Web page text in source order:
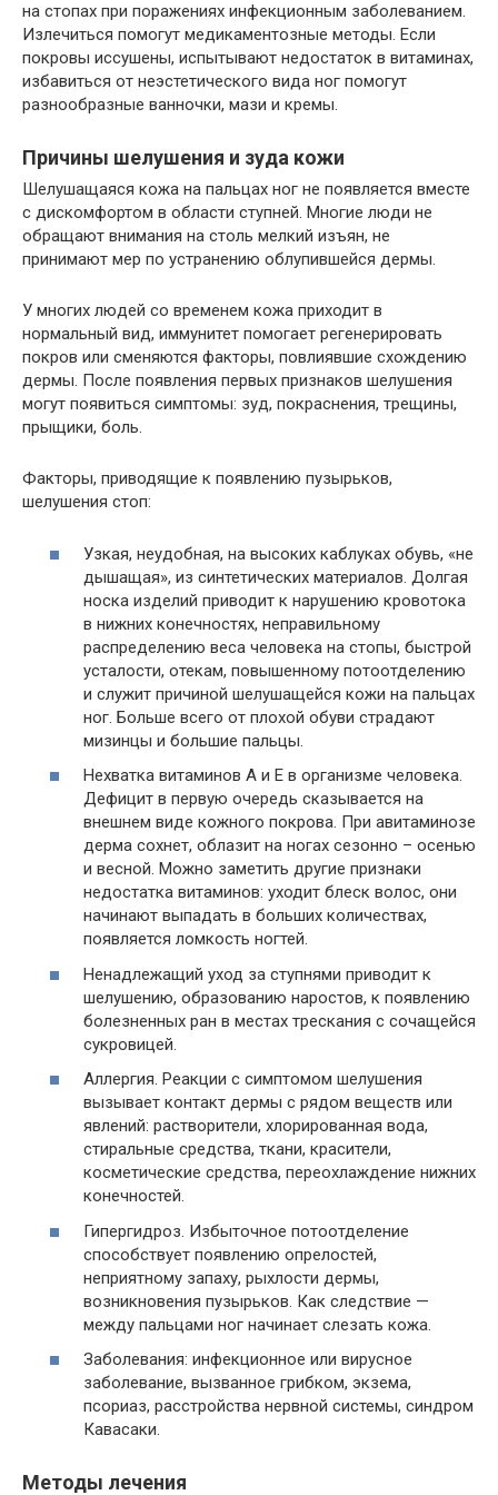
на стопах при поражениях инфекционным заболеванием.
Излечиться помогут медикаментозные методы. Если
покровы иссушены, испытывают недостаток в витаминах,
избавиться от неэстетического вида ног помогут
разнообразные ванночки, мази и кремы.
Причины шелушения и зуда кожи
Шелушащаяся кожа на пальцах ног не появляется вместе
с дискомфортом в области ступней. Многие люди не
обращают внимания на столь мелкий изъян, не
принимают мер по устранению облупившейся дермы.
У многих людей со временем кожа приходит в
нормальный вид, иммунитет помогает регенерировать
покров или сменяются факторы, повлиявшие схождению
дермы. После появления первых признаков шелушения
могут появиться симптомы: зуд, покраснения, трещины,
прыщики, боль.
Факторы, приводящие к появлению пузырьков,
шелушения стоп:
Узкая, неудобная, на высоких каблуках обувь, «не
дышащая», из синтетических материалов. Долгая
носка изделий приводит к нарушению кровотока
в нижних конечностях, неправильному
распределению веса человека на стопы, быстрой
усталости, отекам, повышенному потоотделению
и служит причиной шелушащейся кожи на пальцах
ног. Больше всего от плохой обуви страдают
мизинцы и большие пальцы.
Нехватка витаминов А и Е в организме человека.
Дефицит в первую очередь сказывается на
внешнем виде кожного покрова. При авитаминозе
дерма сохнет, облазит на ногах сезонно – осенью
и весной. Можно заметить другие признаки
недостатка витаминов: уходит блеск волос, они
начинают выпадать в больших количествах,
появляется ломкость ногтей.
Ненадлежащий уход за ступнями приводит к
шелушению, образованию наростов, к появлению
болезненных ран в местах трескания с сочащейся
сукровицей.
Аллергия. Реакции с симптомом шелушения
вызывает контакт дермы с рядом веществ или
явлений: растворители, хлорированная вода,
стиральные средства, ткани, красители,
косметические средства, переохлаждение нижних
конечностей.
Гипергидроз. Избыточное потоотделение
способствует появлению опрелостей,
неприятному запаху, рыхлости дермы,
возникновения пузырьков. Как следствие —
между пальцами ног начинает слезать кожа.
Заболевания: инфекционное или вирусное
заболевание, вызванное грибком, экзема,
псориаз, расстройства нервной системы, синдром
Кавасаки.
Методы лечения